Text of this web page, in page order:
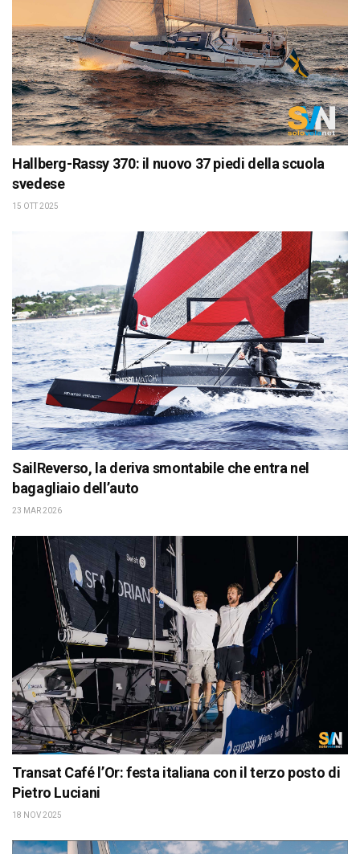
Hallberg-Rassy 370: il nuovo 37 piedi della scuola
svedese
15 OTT 2025
SailReverso, la deriva smontabile che entra nel
bagagliaio dell’auto
23 MAR 2026
Transat Café l’Or: festa italiana con il terzo posto di
Pietro Luciani
18 NOV 2025